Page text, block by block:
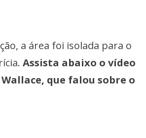
a área foi isolada para o
Assista abaixo o vídeo
que falou sobre o